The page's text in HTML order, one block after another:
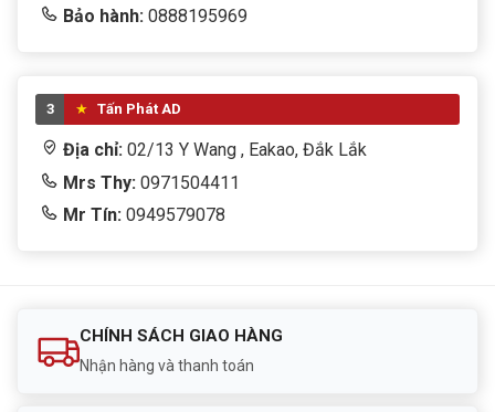
Bảo hành: 0888195969
3 Tấn Phát AD
Địa chỉ: 02/13 Y Wang , Eakao, Đắk Lắk
Mrs Thy: 0971504411
Mr Tín: 0949579078
CHÍNH SÁCH GIAO HÀNG
Nhận hàng và thanh toán